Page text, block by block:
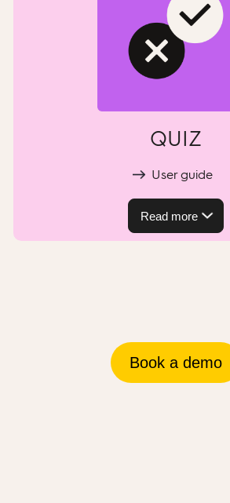
QUIZ
User guide
Read more
Book a demo